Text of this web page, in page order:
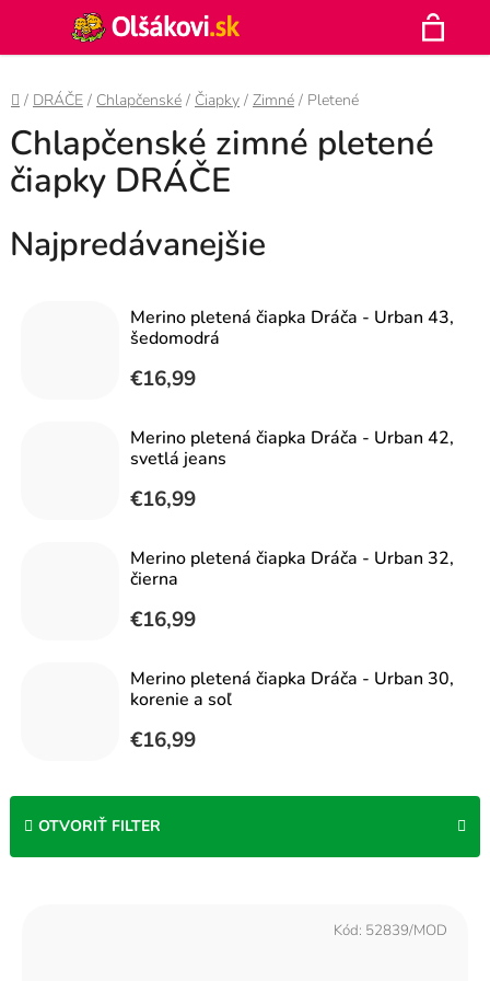
obsah
Hľadať
Domov
/ DRÁČE / Chlapčenské / Čiapky / Zimné / Pletené
Chlapčenské zimné pletené
čiapky DRÁČE
Najpredávanejšie
Merino pletená čiapka Dráča - Urban 43,
šedomodrá
€16,99
Merino pletená čiapka Dráča - Urban 42,
svetlá jeans
€16,99
Merino pletená čiapka Dráča - Urban 32,
čierna
€16,99
Merino pletená čiapka Dráča - Urban 30,
korenie a soľ
€16,99
OTVORIŤ FILTER
Kód: 52839/MOD